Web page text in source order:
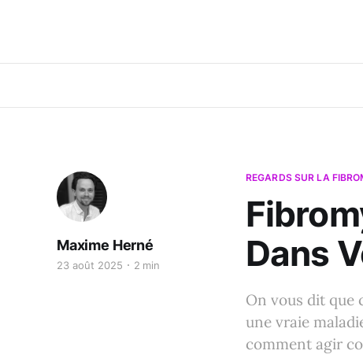
REGARDS SUR LA
Dans
On vous dit que
une vraie
comment agir
Maxime Herné
23 août 2025 2 min